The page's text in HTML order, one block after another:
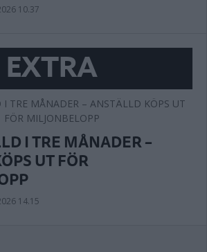
10.37
EXTRA
I TRE MÅNADER –
UT FÖR
14.15